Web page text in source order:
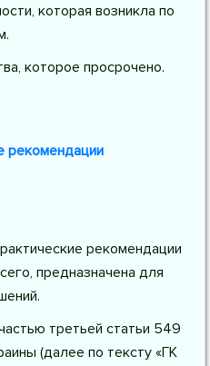
которая возникла по
которое просрочено.
рекомендации
рекомендации
предназначена для
третьей статьи 549
(далее по тексту «ГК